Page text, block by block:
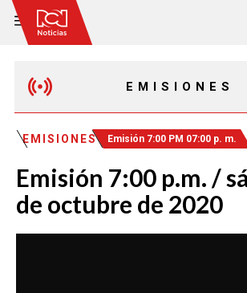
EMISIONES
EMISIÓN 12:30 PM
EMISIÓN 7:00 PM
EMISIONES Emisión 7:00 PM 07:00 p. m.
Emisión 7:00 p.m. /
de octubre de 2020